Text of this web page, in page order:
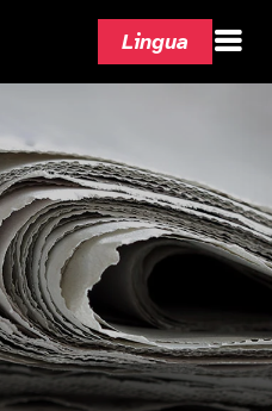
Lingua